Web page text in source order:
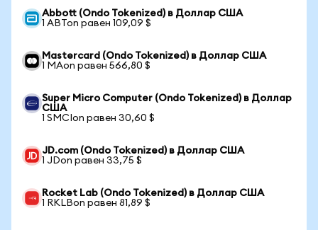
Abbott (Ondo Tokenized) в Доллар США
1 ABTon равен 109,09 $
Mastercard (Ondo Tokenized) в Доллар США
1 MAon равен 566,80 $
Super Micro Computer (Ondo Tokenized) в Доллар
США
1 SMCIon равен 30,60 $
JD.com (Ondo Tokenized) в Доллар США
1 JDon равен 33,75 $
Rocket Lab (Ondo Tokenized) в Доллар США
1 RKLBon равен 81,89 $